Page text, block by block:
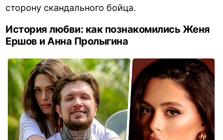
сторону скандального бойца.
История любви: как познакомились Женя
Ершов и Анна Пролыгина